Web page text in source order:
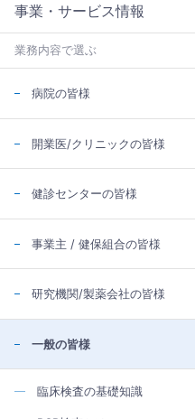
事業・サービス情報
業務内容で選ぶ
病院の皆様
開業医/クリニックの皆様
健診センターの皆様
事業主 / 健保組合の皆様
研究機関/製薬会社の皆様
一般の皆様
臨床検査の基礎知識